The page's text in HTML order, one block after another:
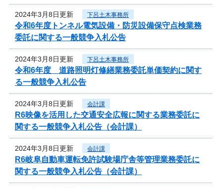
2024年3月8日更新 下呂土木事務所
令和6年度トンネル電気設備・防災設備保守点検業務
委託に関する一般競争入札公告
2024年3月8日更新 下呂土木事務所
令和6年度 道路照明灯修繕業務委託単価契約に関す
る一般競争入札公告
2024年3月8日更新 会計課
R6映像を活用した交通安全広報に関する業務委託に
関する一般競争入札公告（会計課）
2024年3月8日更新 会計課
R6岐阜自動車運転免許試験場庁舎等管理業務委託に
関する一般競争入札公告（会計課）